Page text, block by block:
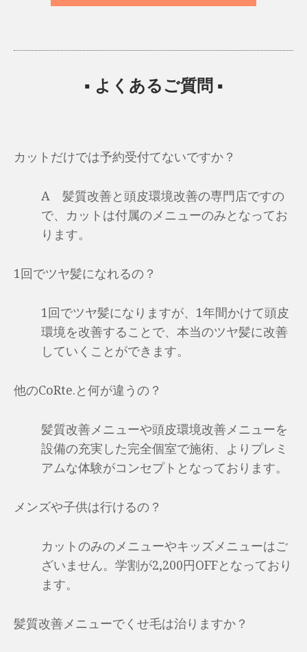
▪ よくあるご質問 ▪
カットだけでは予約受付てないですか？
A 髪質改善と頭皮環境改善の専門店ですの
で、カットは付属のメニューのみとなってお
ります。
1回でツヤ髪になれるの？
1回でツヤ髪になりますが、1年間かけて頭皮
環境を改善することで、本当のツヤ髪に改善
していくことができます。
他のCoRte.と何が違うの？
髪質改善メニューや頭皮環境改善メニューを
設備の充実した完全個室で施術、よりプレミ
アムな体験がコンセプトとなっております。
メンズや子供は行けるの？
カットのみのメニューやキッズメニューはご
ざいません。学割が2,200円OFFとなっており
ます。
髪質改善メニューでくせ毛は治りますか？